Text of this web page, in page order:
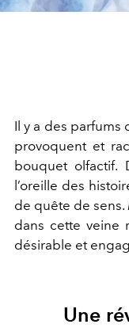
Il y a des parfums
provoquent et
bouquet olfactif.
l’oreille des
de quête de sens.
dans cette veine
désirable et
Une